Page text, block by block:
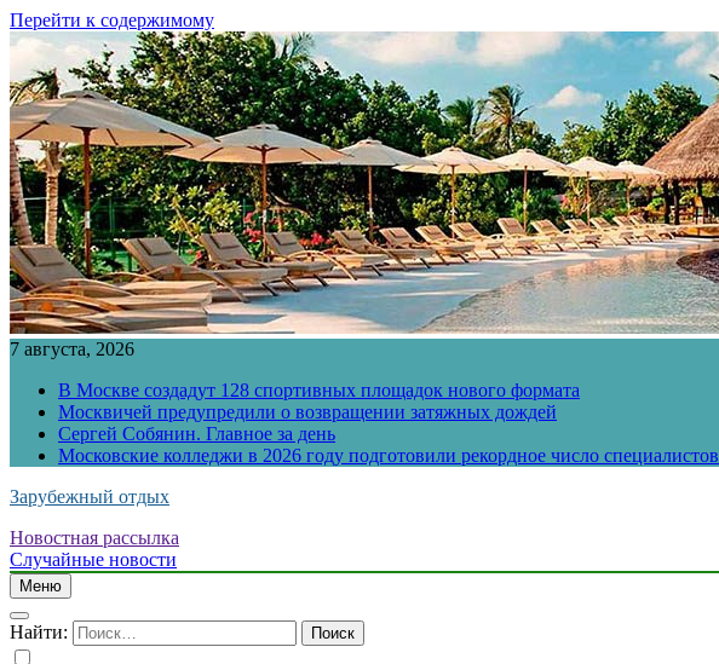
Перейти к содержимому
7 августа, 2026
В Москве создадут 128 спортивных площадок нового формата
Москвичей предупредили о возвращении затяжных дождей
Сергей Собянин. Главное за день
Московские колледжи в 2026 году подготовили рекордное число специалистов
Зарубежный отдых
Новостная рассылка
Случайные новости
Меню
Найти: